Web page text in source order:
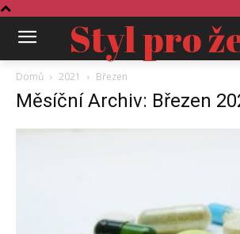
Styl pro
Domů 2021 Březen
Měsíční Archiv: Březen